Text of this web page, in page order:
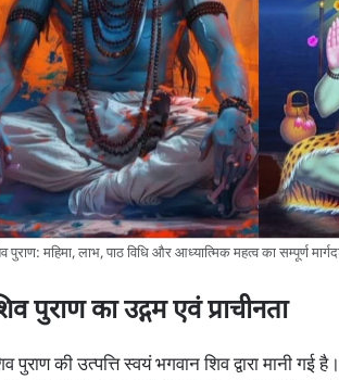
पुराण: महिमा, लाभ, पाठ विधि और आध्यात्मिक महत्व का सम्पूर्ण
पुराण का उद्गम एवं प्राचीनता
पुराण की उत्पत्ति स्वयं भगवान शिव द्वारा मानी